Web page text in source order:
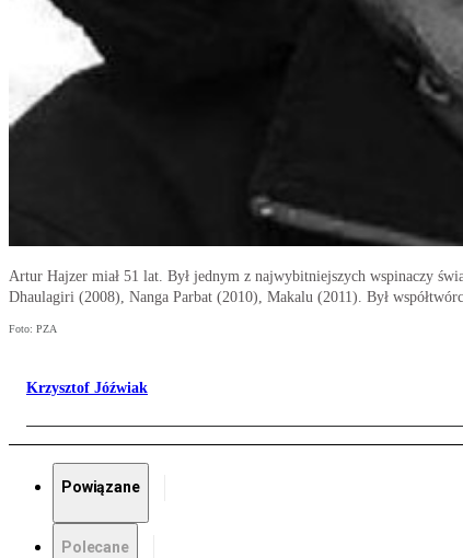
Artur Hajzer miał 51 lat. Był jednym z najwybitniejszych wspinaczy
Dhaulagiri (2008), Nanga Parbat (2010), Makalu (2011). Był
Foto: PZA
Krzysztof Jóźwiak
Powiązane
Polecane